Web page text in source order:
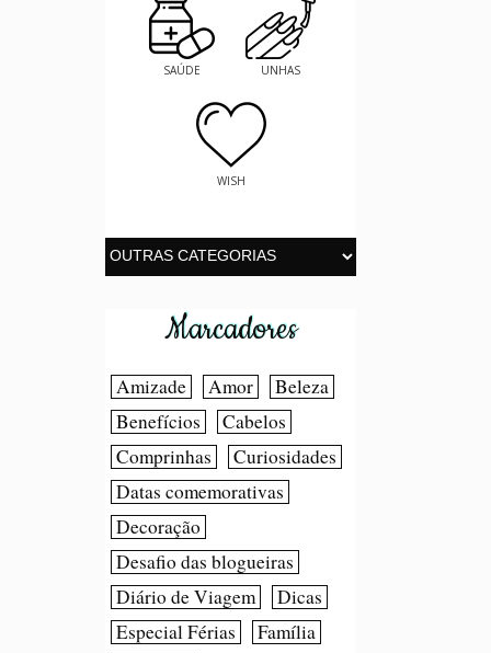
SAÚDE UNHAS
WISH
Marcadores
Amizade Amor
Beleza
Benefícios
Cabelos
Comprinhas
Curiosidades
Datas comemorativas
Decoração
Desafio das blogueiras
Diário de Viagem
Dicas
Especial Férias
Família